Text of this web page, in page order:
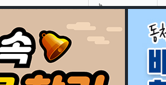
인터넷 수강·대관시스템 울산대공원
동천국민체육센터 소개